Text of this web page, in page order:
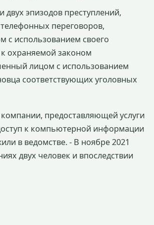
эпизодов преступлений,
переговоров,
использованием своего
охраняемой законом
лицом с использованием
соответствующих уголовных
предоставляющей услуги
к компьютерной информации
в ведомстве. - В ноябре 2021
двух человек и впоследствии